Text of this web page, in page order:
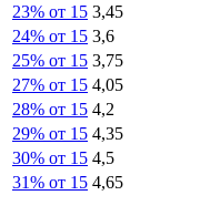
23% от 15 3,45
24% от 15 3,6
25% от 15 3,75
27% от 15 4,05
28% от 15 4,2
29% от 15 4,35
30% от 15 4,5
31% от 15 4,65